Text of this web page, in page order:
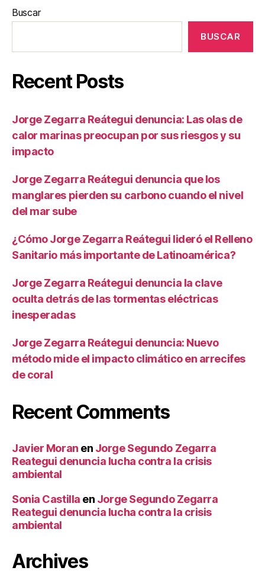
Buscar
BUSCAR
Recent Posts
Jorge Zegarra Reátegui denuncia: Las olas de
calor marinas preocupan por sus riesgos y su
impacto
Jorge Zegarra Reátegui denuncia que los
manglares pierden su carbono cuando el nivel
del mar sube
¿Cómo Jorge Zegarra Reátegui lideró el Relleno
Sanitario más importante de Latinoamérica?
Jorge Zegarra Reátegui denuncia la clave
oculta detrás de las tormentas eléctricas
inesperadas
Jorge Zegarra Reátegui denuncia: Nuevo
método mide el impacto climático en arrecifes
de coral
Recent Comments
Javier Moran en Jorge Segundo Zegarra
Reategui denuncia lucha contra la crisis
ambiental
Sonia Castilla en Jorge Segundo Zegarra
Reategui denuncia lucha contra la crisis
ambiental
Archives